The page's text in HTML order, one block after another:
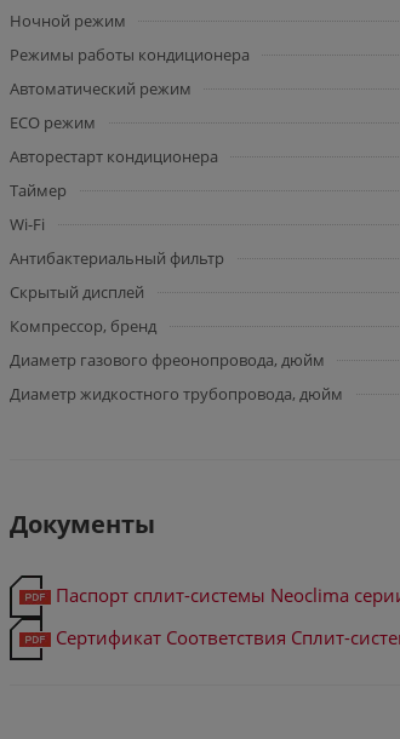
Ночной режим
Режимы работы кондиционера
Автоматический режим
ECO режим
Авторестарт кондиционера
Таймер
Wi-Fi
Антибактериальный фильтр
Скрытый дисплей
Компрессор, бренд
Диаметр газового фреонопровода, дюйм
Диаметр жидкостного трубопровода, дюйм
Документы
Паспорт сплит-системы Neoclima
Сертификат Соответствия Сплит-